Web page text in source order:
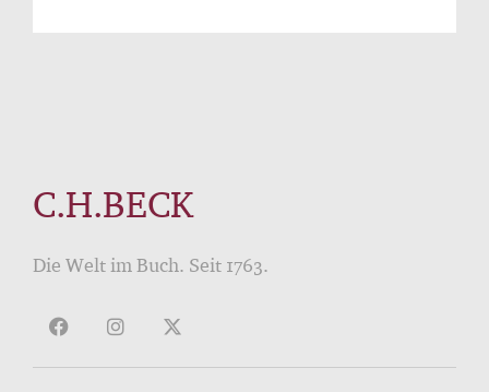
C.H.BECK
Die Welt im Buch. Seit 1763.